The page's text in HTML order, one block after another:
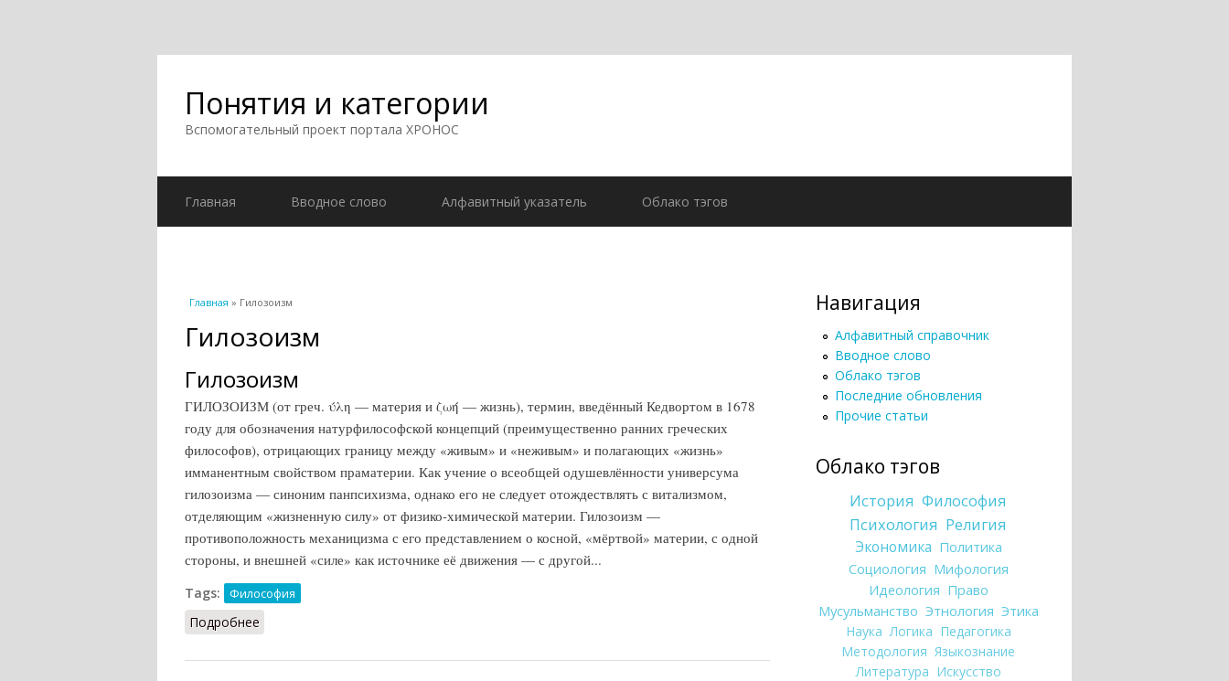
Понятия и категории
Вспомогательный проект портала ХРОНОС
Главная Вводное слово Алфавитный указатель Облако тэгов
Вы здесь
Главная » Гилозоизм
Гилозоизм
Гилозоизм
ГИЛОЗОИЗМ (от греч. ύλη — материя и ζωή — жизнь), термин, введённый Кедвортом в 1678
году для обозначения натурфилософской концепций (преимущественно ранних греческих
философов), отрицающих границу между «живым» и «неживым» и полагающих «жизнь»
имманентным свойством праматерии. Как учение о всеобщей одушевлённости универсума
гилозоизма — синоним панпсихизма, однако его не следует отождествлять с витализмом,
отделяющим «жизненную силу» от физико-химической материи. Гилозоизм —
противоположность механицизма с его представлением о косной, «мёртвой» материи, с одной
стороны, и внешней «силе» как источнике её движения — с другой...
Tags: Философия
Подробнее
Навигация
Алфавитный справочник
Вводное слово
Облако тэгов
Последние обновления
Прочие статьи
Облако тэгов
История Философия
Психология Религия
Экономика Политика
Социология Мифология
Идеология Право
Мусульманство Этнология Этика
Наука Логика Педагогика
Методология Языкознание
Литература Искусство